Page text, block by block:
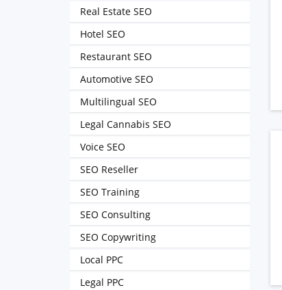
Real Estate SEO
Hotel SEO
Restaurant SEO
Automotive SEO
Multilingual SEO
Legal Cannabis SEO
Voice SEO
SEO Reseller
SEO Training
SEO Consulting
SEO Copywriting
Local PPC
Legal PPC